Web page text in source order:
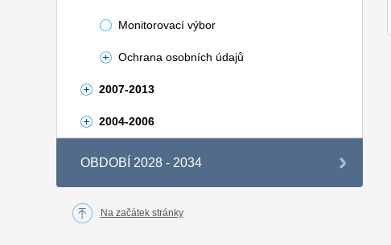
Monitorovací výbor
Ochrana osobních údajů
2007-2013
2004-2006
OBDOBÍ 2028 - 2034
Na začátek stránky